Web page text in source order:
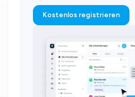
Kostenlos registrieren